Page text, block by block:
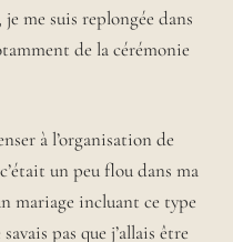
me suis replongée dans
de la cérémonie
à l’organisation de
un peu flou dans ma
mariage incluant ce type
pas que j’allais être